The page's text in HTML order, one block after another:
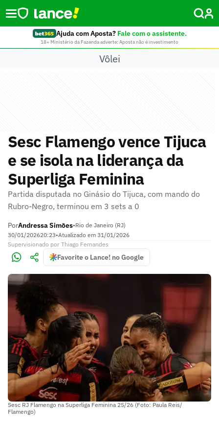
Ajuda com Aposta? Fale com o assistente.
18+ Ministério da Fazenda adverte: Aposta não é investimento
Vôlei
Sesc Flamengo vence Tijuca
e se isola na liderança da
Superliga Feminina
Partida disputada no Ginásio do Tijuca, com mando do
Rubro-Negro, terminou em 3 sets a 0
PorAndressa Simões•Rio de Janeiro (RJ)
30/01/202620:23•Atualizado em 31/01/2026
Supervisionado por Thiago Fernandes
Favorite o Lance! no Google
Sesc RJ Flamengo na Superliga Feminina 25/26 (Foto: Paula Reis/
Flamengo)